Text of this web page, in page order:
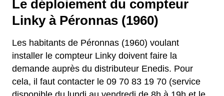
Le déploiement du compteur
Linky à Péronnas (1960)
Les habitants de Péronnas (1960) voulant
installer le compteur Linky doivent faire la
demande auprès du distributeur Enedis. Pour
cela, il faut contacter le 09 70 83 19 70 (service